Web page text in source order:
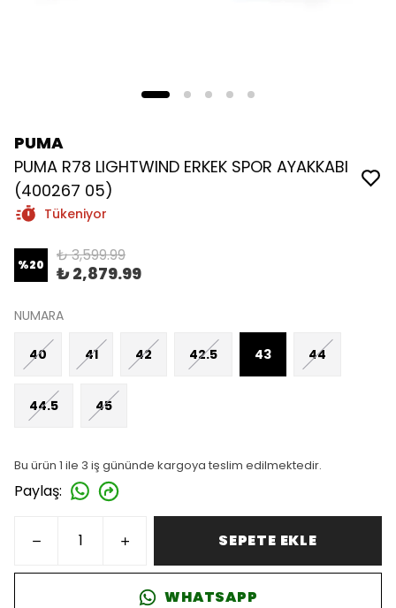
PUMA
PUMA R78 LIGHTWIND ERKEK SPOR AYAKKABI
(400267 05)
Tükeniyor
%20 ₺ 3,599.99
₺ 2,879.99
NUMARA
40 41 42 42.5 43 44
44.5 45
Bu ürün 1 ile 3 iş gününde kargoya teslim edilmektedir.
Paylaş:
SEPETE EKLE
WHATSAPP